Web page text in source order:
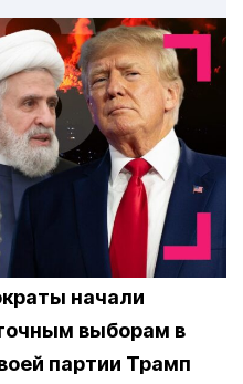
начали
выборам в
партии Трамп